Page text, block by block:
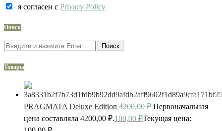
я согласен c Privacy Policy
Поиск
Поиск
Товары
PRAGMATA Deluxe Edition 4200,00₽ Первоначальная
цена составляла 4200,00 ₽.100,00 ₽Текущая цена: